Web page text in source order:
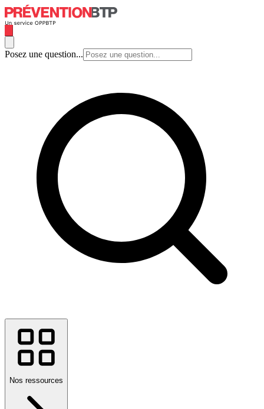
Posez une question...
Nos ressources